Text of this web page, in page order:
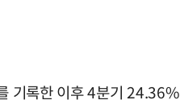
록한 이후 4분기